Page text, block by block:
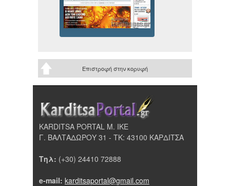
Επιστροφή στην κορυφή
KARDITSA PORTAL Μ. ΙΚΕ
Γ. ΒΑΛΤΑΔΩΡΟΥ 31 - ΤΚ: 43100 ΚΑΡΔΙΤΣΑ
Τηλ: (+30) 24410 72888
e-mail: karditsaportal@gmail.com